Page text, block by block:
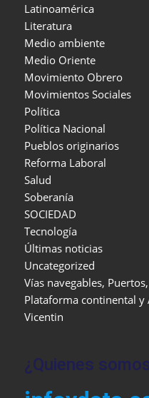
Latinoamérica
Literatura
Medio ambiente
Medio Oriente
Movimiento Obrero
Movimientos Sociales
Política
Política Nacional
Pueblos originarios
Reforma Laboral
Salud
Soberanía
SOCIEDAD
Tecnología
Últimas noticias
Uncategorized
Vías navegables,
Plataforma continental y
Vicentin
¿Quienes